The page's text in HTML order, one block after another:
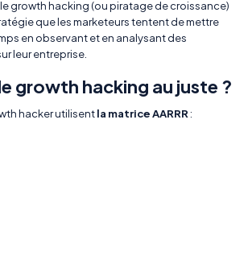
le growth hacking (ou piratage de croissance)
que les marketeurs tentent de mettre
en observant et en analysant des
leur entreprise.
growth hacking au juste ?
hacker utilisentla matrice AARRR: